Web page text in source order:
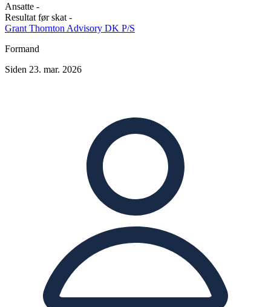
Ansatte -
Resultat før skat -
Grant Thornton Advisory DK P/S
Formand
Siden 23. mar. 2026